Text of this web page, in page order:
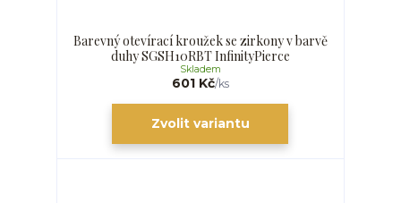
Barevný otevírací kroužek se zirkony v barvě
duhy SGSH10RBT InfinityPierce
601 Kč/ks
Skladem
Zvolit variantu